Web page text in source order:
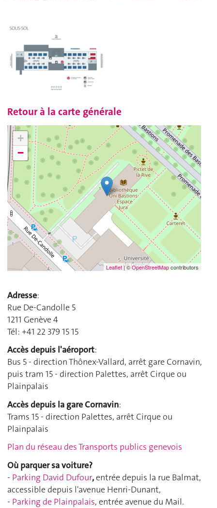
Retour à la carte générale
+
−
Leaflet| ©OpenStreetMapcontributors
Adresse:
Rue De-Candolle 5
1211 Genève 4
Tél: +41 22 379 15 15
Accès depuis l'aéroport:
Bus 5 - direction Thônex-Vallard, arrêt gare Cornavin,
puis tram 15 - direction Palettes, arrêt Cirque ou
Plainpalais
Accès depuis la gare Cornavin:
Trams 15 - direction Palettes, arrêt Cirque ou
Plainpalais
Plan du réseau des Transports publics genevois
Où parquer sa voiture?
- Parking David Dufour,entrée depuis la rue Balmat,
accessible depuis l'avenue Henri-Dunant,
- Parking de Plainpalais, entrée avenue du Mail.